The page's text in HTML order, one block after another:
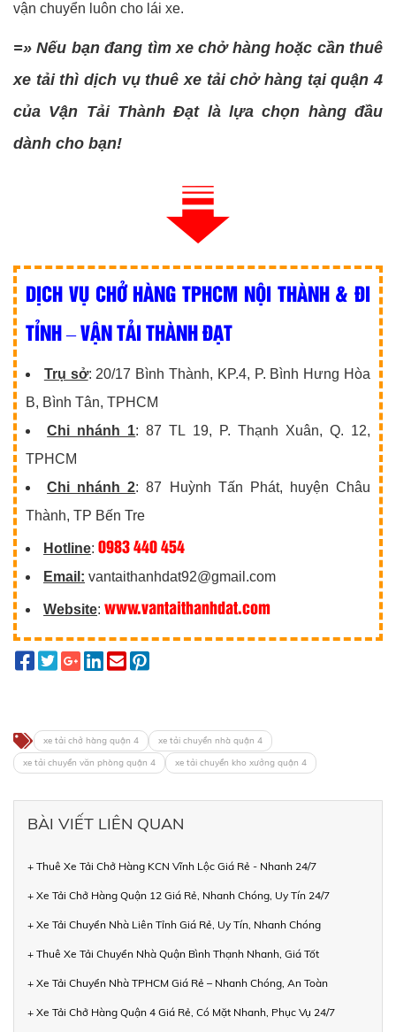
vận chuyển luôn cho lái xe.
=» Nếu bạn đang tìm xe chở hàng hoặc cần thuê
xe tải thì dịch vụ thuê xe tải chở hàng tại quận 4
của Vận Tải Thành Đạtlà lựa chọn hàng đầu
dành cho bạn!
DỊCH VỤ CHỞ HÀNG TPHCM NỘI THÀNH & ĐI
TỈNH – VẬN TẢI THÀNH ĐẠT
Trụ sở: 20/17 Bình Thành, KP.4, P. Bình Hưng Hòa
B, Bình Tân, TPHCM
Chi nhánh 1: 87 TL 19, P. Thạnh Xuân, Q. 12,
TPHCM
Chi nhánh 2: 87 Huỳnh Tấn Phát, huyện Châu
Thành, TP Bến Tre
Hotline: 0983 440 454
Email: vantaithanhdat92@gmail.com
Website: www.vantaithanhdat.com
xe tải chở hàng quận 4
xe tải chuyển nhà quận 4
xe tải chuyển văn phòng quận 4
xe tải chuyển kho xưởng quận 4
BÀI VIẾT LIÊN QUAN
+ Thuê Xe Tải Chở Hàng KCN Vĩnh Lộc Giá Rẻ - Nhanh 24/7
+ Xe Tải Chở Hàng Quận 12 Giá Rẻ, Nhanh Chóng, Uy Tín 24/7
+ Xe Tải Chuyển Nhà Liên Tỉnh Giá Rẻ, Uy Tín, Nhanh Chóng
+ Thuê Xe Tải Chuyển Nhà Quận Bình Thạnh Nhanh, Giá Tốt
+ Xe Tải Chuyển Nhà TPHCM Giá Rẻ – Nhanh Chóng, An Toàn
+ Xe Tải Chở Hàng Quận 4 Giá Rẻ, Có Mặt Nhanh, Phục Vụ 24/7